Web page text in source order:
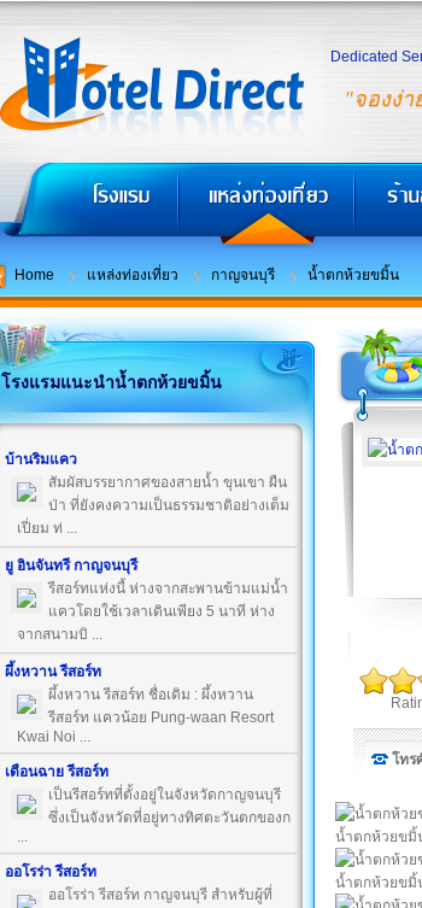
"จองง่า
Dedicated
Home แหล่งท่องเที่ยว กาญจนบุรี น้ำตกห้วยขมิ้น
โรงแรมแนะนำน้ำตกห้วยขมิ้น
บ้านริมแคว
สัมผัสบรรยากาศของสายน้ำ ขุนเขา ผืน
ป่า ที่ยังคงความเป็นธรรมชาติอย่างเต็ม
เปี่ยม ท่ ...
ยู อินจันทรี กาญจนบุรี
รีสอร์ทแห่งนี้ ห่างจากสะพานข้ามแม่น้ำ
แควโดยใช้เวลาเดินเพียง 5 นาที ห่าง
จากสนามบิ ...
ผึ้งหวาน รีสอร์ท
ผึ้งหวาน รีสอร์ท ชื่อเดิม : ผึ้งหวาน
รีสอร์ท แควน้อย Pung-waan Resort
Kwai Noi ...
เดือนฉาย รีสอร์ท
เป็นรีสอร์ทที่ตั้งอยู่ในจังหวัดกาญจนบุรี
ซึ่งเป็นจังหวัดที่อยู่ทางทิศตะวันตกของก
...
ออโรร่า รีสอร์ท
ออโรร่า รีสอร์ท กาญจนบุรี สำหรับผู้ที่
โทร
น้ำตกห้วยขมิ้
น้ำตกห้วยขมิ้